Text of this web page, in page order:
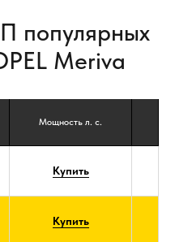
популярных
Meriva
Мощность л. с.
Купить
Купить